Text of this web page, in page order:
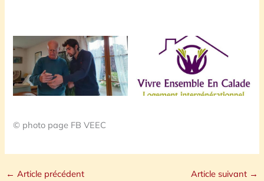
© photo page FB VEEC
← Article précédent Article suivant →